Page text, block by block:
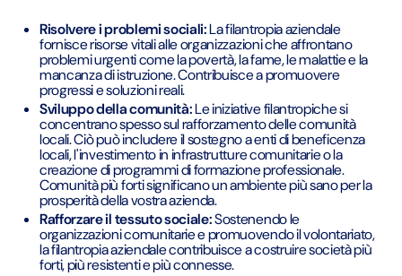
Risolvere i problemi sociali:La filantropia aziendale
fornisce risorse vitali alle organizzazioni che affrontano
problemi urgenti come la povertà, la fame, le malattie e la
mancanza di istruzione. Contribuisce a promuovere
progressi e soluzioni reali.
Sviluppo della comunità:Le iniziative filantropiche si
concentrano spesso sul rafforzamento delle comunità
locali. Ciò può includere il sostegno a enti di beneficenza
locali, l'investimento in infrastrutture comunitarie o la
creazione di programmi di formazione professionale.
Comunità più forti significano un ambiente più sano per la
prosperità della vostra azienda.
Rafforzare il tessuto sociale:Sostenendo le
organizzazioni comunitarie e promuovendo il volontariato,
la filantropia aziendale contribuisce a costruire società più
forti, più resistenti e più connesse.